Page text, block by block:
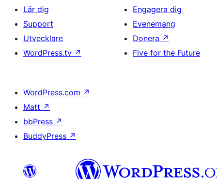
Lär dig
Support
Utvecklare
WordPress.tv ↗
Engagera dig
Evenemang
Donera ↗
Five for the Future
WordPress.com ↗
Matt ↗
bbPress ↗
BuddyPress ↗